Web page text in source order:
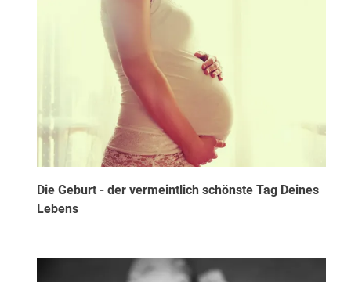
Die Geburt - der vermeintlich schönste Tag Deines
Lebens